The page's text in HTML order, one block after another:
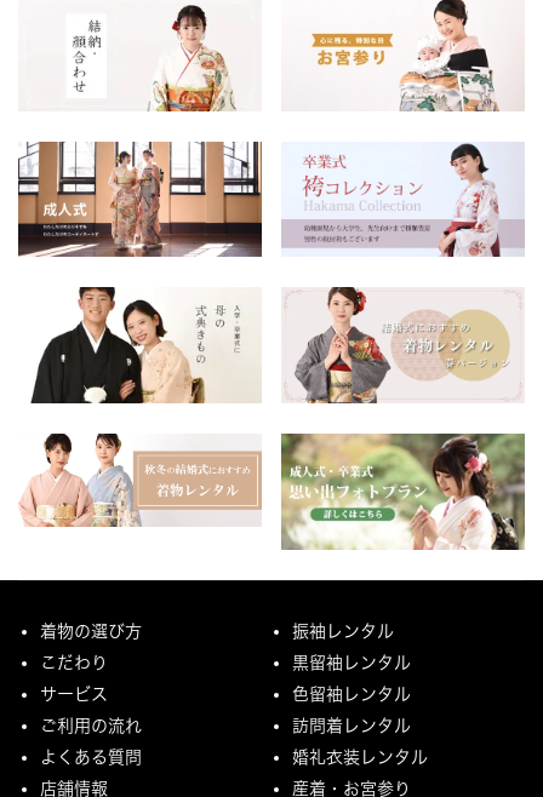
着物の選び方
こだわり
サービス
ご利用の流れ
よくある質問
店舗情報
振袖レンタル
黒留袖レンタル
色留袖レンタル
訪問着レンタル
婚礼衣装レンタル
産着・お宮参り